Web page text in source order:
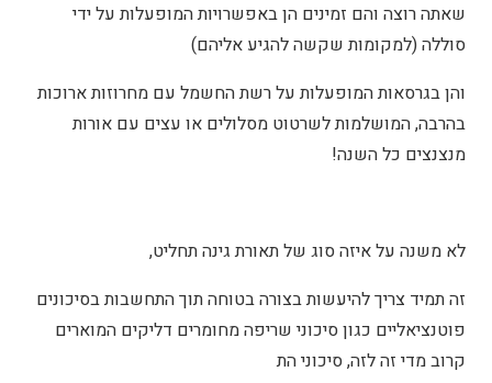
שאתה רוצה והם זמינים הן באפשרויות המופעלות על ידי
סוללה (למקומות שקשה להגיע אליהם)
והן בגרסאות המופעלות על רשת החשמל עם מחרוזות ארוכות
בהרבה, המושלמות לשרטוט מסלולים או עצים עם אורות
מנצנצים כל השנה!
לא משנה על איזה סוג של תאורת גינה תחליט,
זה תמיד צריך להיעשות בצורה בטוחה תוך התחשבות בסיכונים
פוטנציאליים כגון סיכוני שריפה מחומרים דליקים המוארים
קרוב מדי זה לזה, סיכוני הת